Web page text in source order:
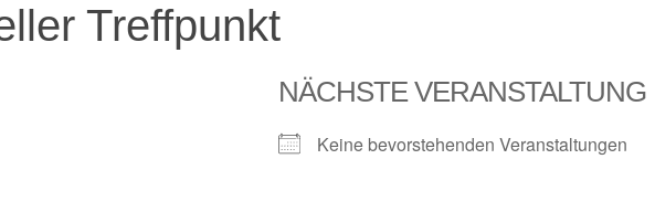
Treffpunkt
NÄCHSTE VERANSTALTUNG
Keine bevorstehenden Veranstaltungen